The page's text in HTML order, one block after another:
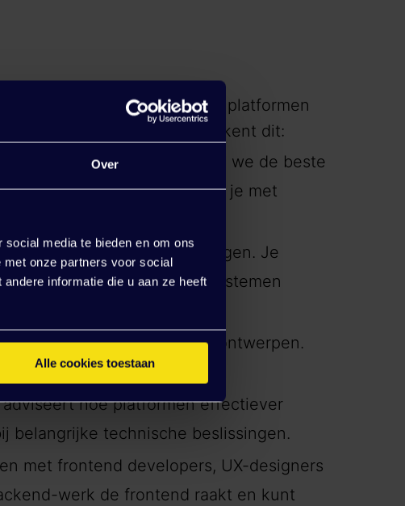
Over
media te bieden en om ons
onze partners voor social
informatie die u aan ze heeft
Alle cookies toestaan
Je werkt aan complexe platformen
Concreet betekent dit:
waarbij we de beste
verbinden. Daarbij werk je met
Adobe Commerce.
en -oplossingen. Je
zware achterliggende systemen
functionele en technische ontwerpen.
de platformen.
hoe platformen effectiever
belangrijke technische beslissingen.
met frontend developers, UX-designers
werk de frontend raakt en kunt